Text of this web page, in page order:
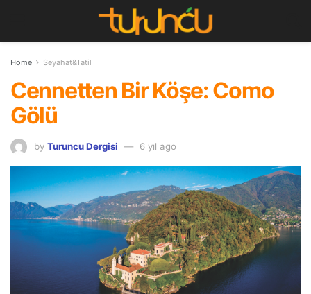
Home Seyahat&Tatil
Cennetten Bir Köşe: Como
Gölü
by Turuncu Dergisi 6 yıl ago